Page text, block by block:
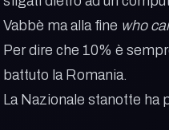
Vabbè ma alla fine who
Per dire che 10% è
battuto la Romania.
La Nazionale stanotte ha